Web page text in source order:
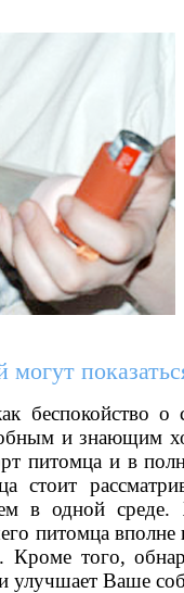
беспокойство о
и знающим
питомца и в
стоит
в одной
питомца
Кроме того,
улучшает Ваше